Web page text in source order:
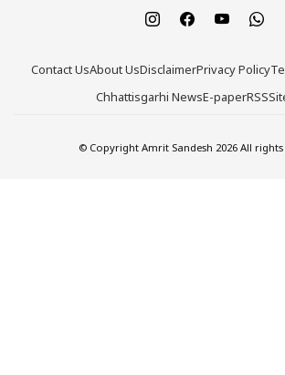
Contact UsAbout UsDisclaimerPrivacy Policy
Chhattisgarhi NewsE-paperRSS
© Copyright Amrit Sandesh 2026 All rights